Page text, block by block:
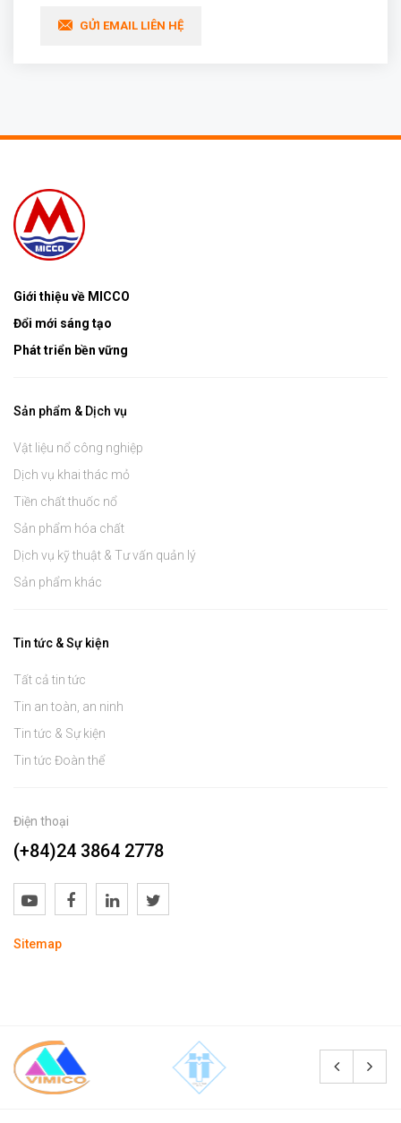
GỬI EMAIL LIÊN HỆ
Giới thiệu về MICCO
Đổi mới sáng tạo
Phát triển bền vững
Sản phẩm & Dịch vụ
Vật liệu nổ công nghiệp
Dịch vụ khai thác mỏ
Tiền chất thuốc nổ
Sản phẩm hóa chất
Dịch vụ kỹ thuật & Tư vấn quản lý
Sản phẩm khác
Tin tức & Sự kiện
Tất cả tin tức
Tin an toàn, an ninh
Tin tức & Sự kiện
Tin tức Đoàn thể
Điện thoại
(+84)24 3864 2778
Sitemap